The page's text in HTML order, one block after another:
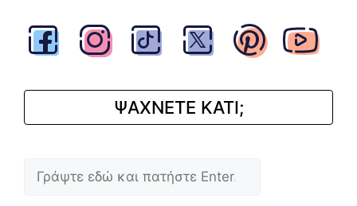
ΨΑΧΝΕΤΕ ΚΑΤΙ;